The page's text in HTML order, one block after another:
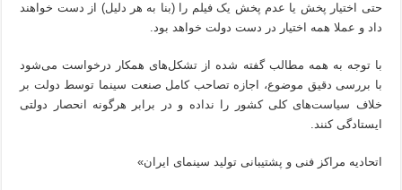
حتی اختیار پخش یا عدم پخش یک فیلم را (بنا به هر دلیل) از دست خواهند
داد و عملا همه اختیار در دست دولت خواهد بود.
با توجه به همه مطالب گفته شده از تشکل‌های همکار درخواست می‌شود
با بررسی دقیق موضوع، اجازه تصاحب کامل صنعت سینما توسط دولت بر
خلاف سیاست‌های کلی کشور را نداده و در برابر هرگونه انحصار دولتی
ایستادگی کنند.
اتحادیه مراکز فنی و پشتیبانی تولید سینمای ایران»